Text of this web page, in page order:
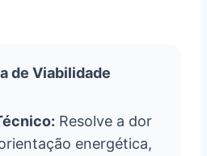
de Viabilidade
Resolve a dor
energética,